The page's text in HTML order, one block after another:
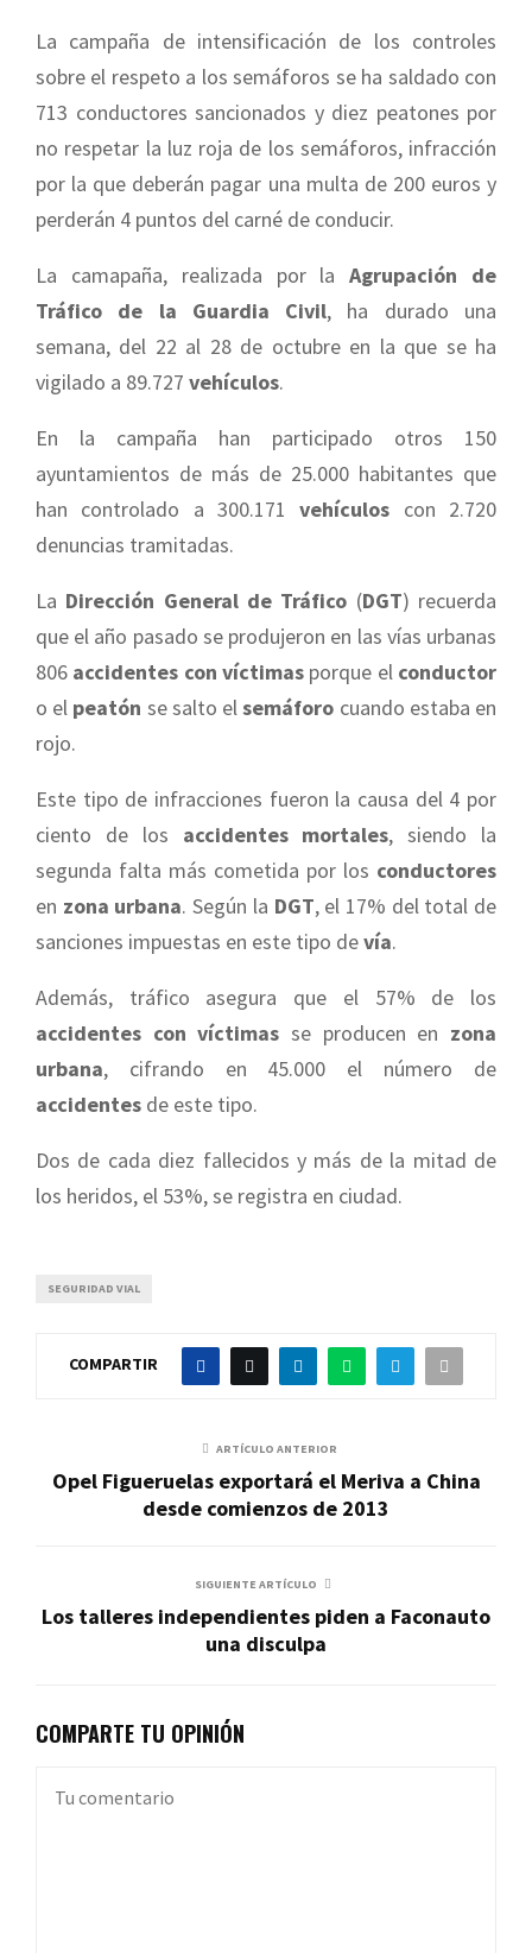
La campaña de intensificación de los controles
sobre el respeto a los semáforos se ha saldado con
713 conductores sancionados y diez peatones por
no respetar la luz roja de los semáforos, infracción
por la que deberán pagar una multa de 200 euros y
perderán 4 puntos del carné de conducir.
La camapaña, realizada por laAgrupación de
Tráfico de la Guardia Civil, ha durado una
semana, del 22 al 28 de octubre en la que se ha
vigilado a 89.727 vehículos.
En la campaña han participado otros 150
ayuntamientos de más de 25.000 habitantes que
han controlado a 300.171vehículos con 2.720
denuncias tramitadas.
La Dirección General de Tráfico (DGT) recuerda
que el año pasado se produjeron en las vías urbanas
806 accidentes con víctimas porque el conductor
o el peatón se salto elsemáforo cuando estaba en
rojo.
Este tipo de infracciones fueron la causa del 4 por
ciento de los accidentes mortales, siendo la
segunda falta más cometida por los conductores
en zona urbana. Según la DGT, el 17% del total de
sanciones impuestas en este tipo devía.
Además, tráfico asegura que el 57% de los
accidentes con víctimas se producen en zona
urbana, cifrando en 45.000 el número de
accidentes de este tipo.
Dos de cada diez fallecidos y más de la mitad de
los heridos, el 53%, se registra en ciudad.
SEGURIDAD VIAL
COMPARTIR
ARTÍCULO ANTERIOR
Opel Figueruelas exportará el Meriva a China
desde comienzos de 2013
SIGUIENTE ARTÍCULO
Los talleres independientes piden a Faconauto
una disculpa
COMPARTE TU OPINIÓN